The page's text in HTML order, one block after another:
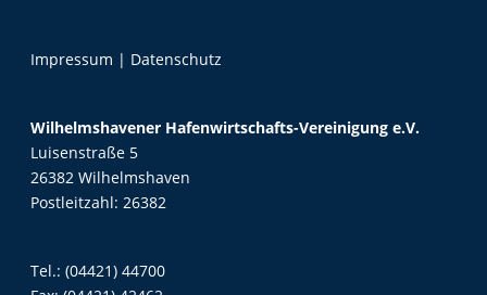
Impressum | Datenschutz
Wilhelmshavener Hafenwirtschafts-Vereinigung e.V.
Luisenstraße 5
26382 Wilhelmshaven
Postleitzahl: 26382
Tel.:(04421) 44700